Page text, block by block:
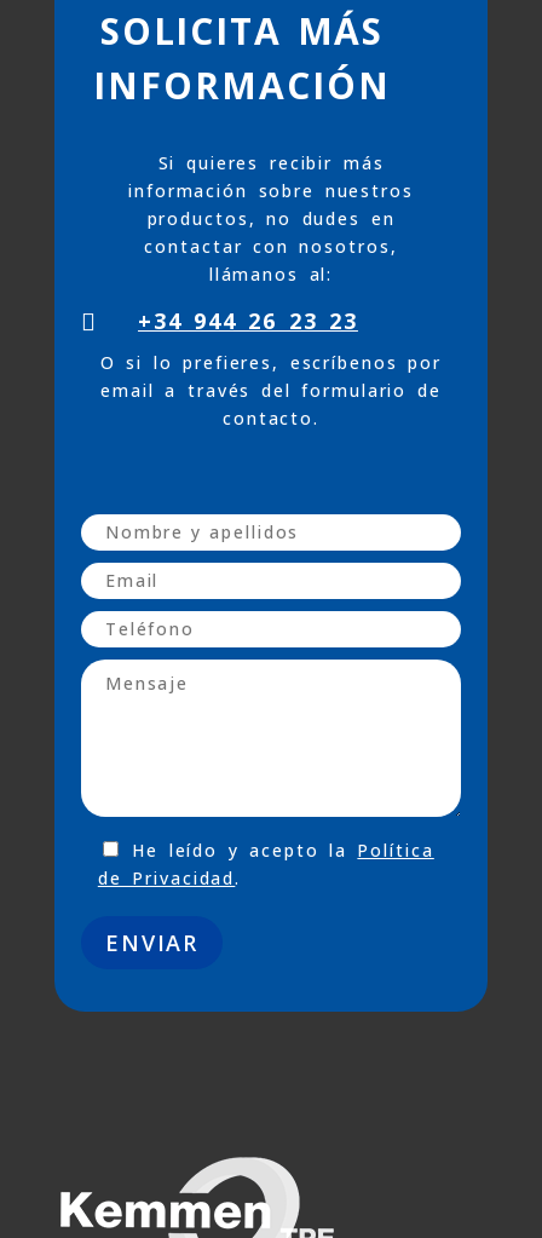
SOLICITA MÁS
INFORMACIÓN
Si quieres recibir más
información sobre nuestros
productos, no dudes en
contactar con nosotros,
llámanos al:
 +34 944 26 23 23
O si lo prefieres, escríbenos por
email a través del formulario de
contacto.
He leído y acepto la Política
de Privacidad.